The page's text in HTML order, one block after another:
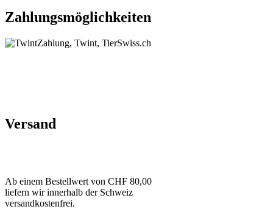
Zahlungsmöglichkeiten
Versand
Ab einem Bestellwert von CHF 80,00
liefern wir innerhalb der Schweiz
versandkostenfrei.